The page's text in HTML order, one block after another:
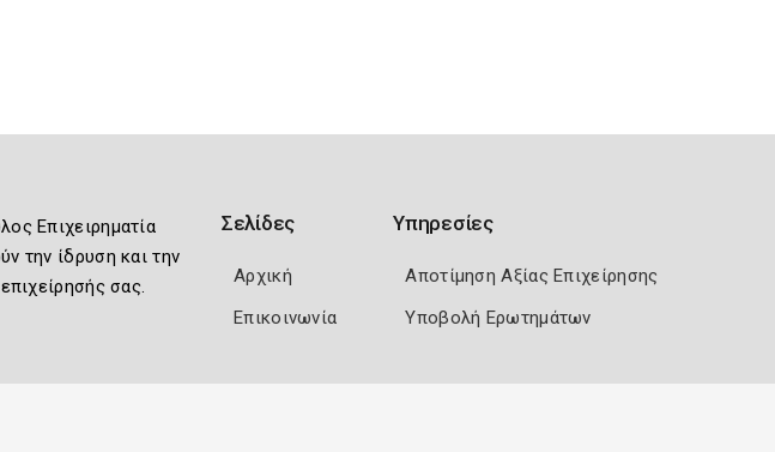
Επιχειρηματία
την ίδρυση και την
σας.
Σελίδες
Αρχική
Επικοινωνία
Υπηρεσίες
Αποτίμηση Αξίας Επιχείρησης
Υποβολή Ερωτημάτων